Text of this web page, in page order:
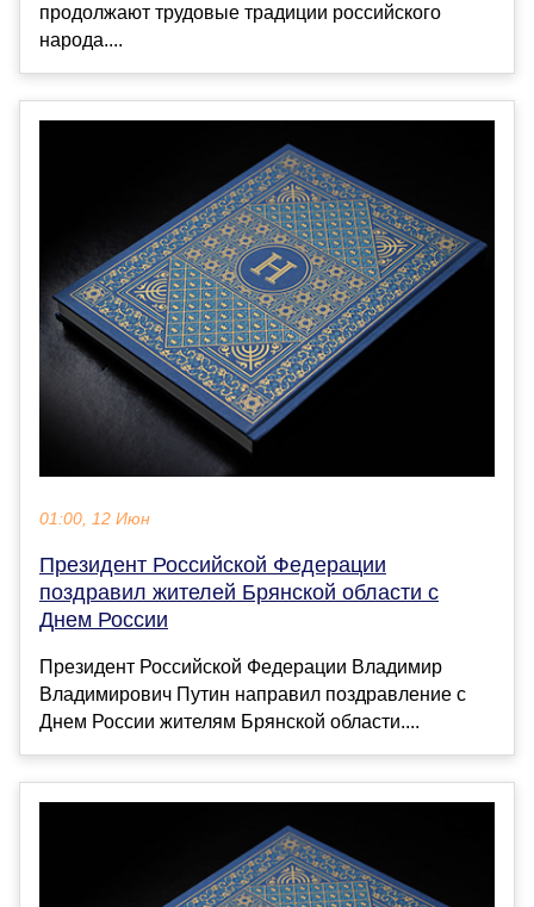
продолжают трудовые традиции российского
народа....
01:00, 12 Июн
Президент Российской Федерации
поздравил жителей Брянской области с
Днем России
Президент Российской Федерации Владимир
Владимирович Путин направил поздравление с
Днем России жителям Брянской области....